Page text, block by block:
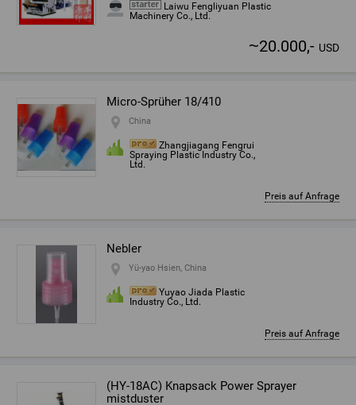
Laiwu Fengliyuan Plastic
Machinery Co., Ltd.
~20.000,- USD
Micro-Sprüher 18/410
China
Zhangjiagang Fengrui
Spraying Plastic Industry Co.,
Ltd.
Preis auf Anfrage
Nebler
Yü-yao Hsien, China
Yuyao Jiada Plastic
Industry Co., Ltd.
Preis auf Anfrage
(HY-18AC) Knapsack Power Sprayer
mistduster